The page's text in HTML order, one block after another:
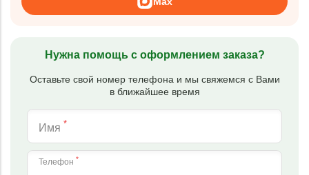
Нужна помощь с оформлением заказа?
Оставьте свой номер телефона и мы свяжемся с Вами
в ближайшее время
Имя *
Телефон *